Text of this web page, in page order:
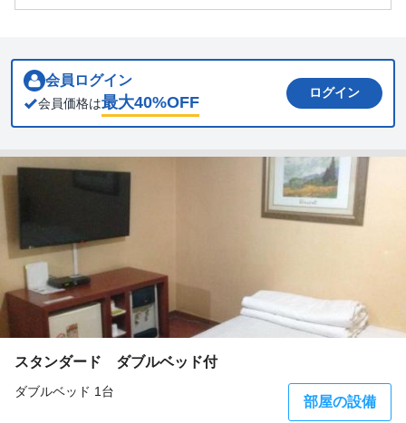
会員ログイン
会員価格は最大40%OFF
ログイン
スタンダード ダブルベッド付
ダブルベッド 1台
部屋の設備